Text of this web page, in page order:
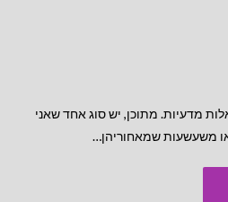
מדעיות. מתוכן, יש סוג אחד שאני
משעשעות שמאחוריהן…